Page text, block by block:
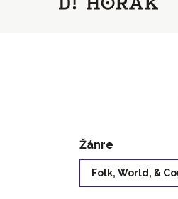
Žánre
Folk, World, &